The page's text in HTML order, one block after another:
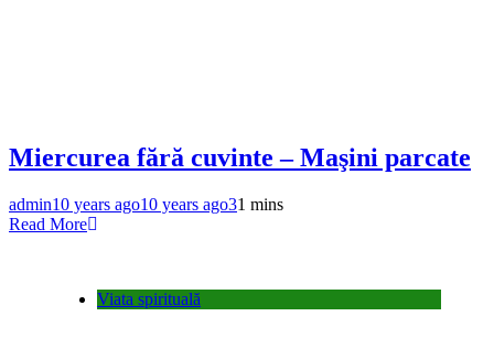
Miercurea fără cuvinte – Maşini parcate
admin10 years ago10 years ago31 mins
Read More
Viata spirituală